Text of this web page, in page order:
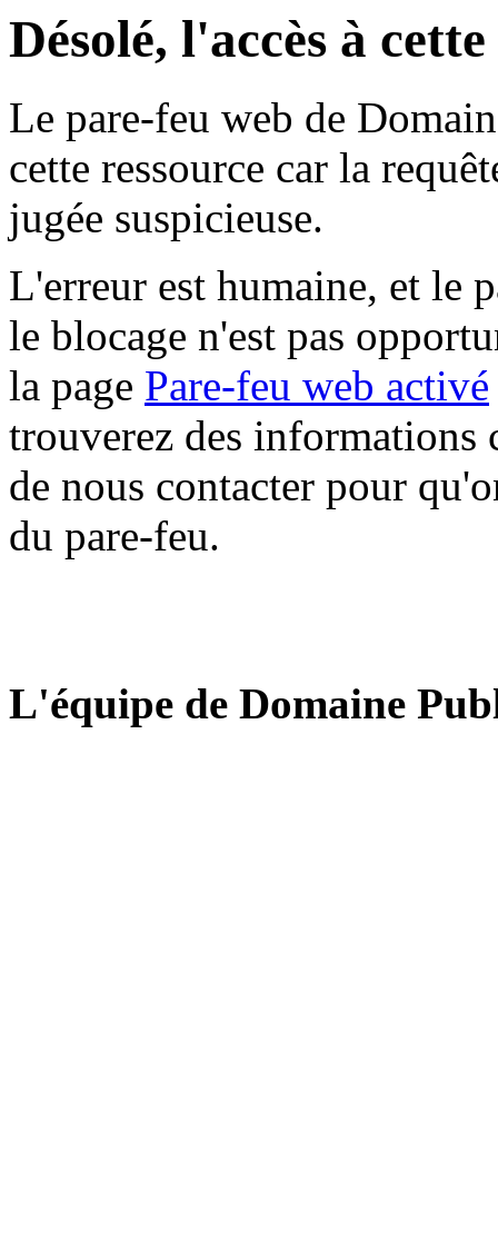
Désolé, l'accès à
Le pare-feu web de
cette ressource car la
jugée suspicieuse.
L'erreur est humaine, et le
le blocage n'est pas
la page Pare-feu web activé
trouverez des informations
de nous contacter pour
du pare-feu.
L'équipe de Domaine